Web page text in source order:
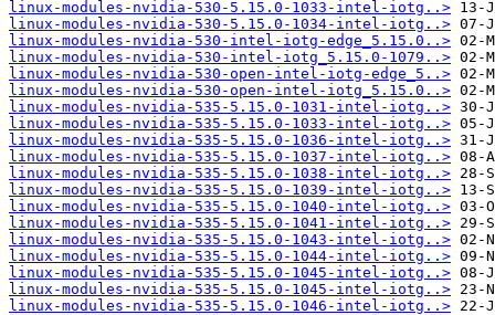
linux-modules-nvidia-530-5.15.0-1033-intel-iotg..>
linux-modules-nvidia-530-5.15.0-1034-intel-iotg..>
linux-modules-nvidia-530-intel-iotg-edge_5.15.0..>
linux-modules-nvidia-530-intel-iotg_5.15.0-1079..>
linux-modules-nvidia-530-open-intel-iotg-edge_5..>
linux-modules-nvidia-530-open-intel-iotg_5.15.0..>
linux-modules-nvidia-535-5.15.0-1031-intel-iotg..>
linux-modules-nvidia-535-5.15.0-1033-intel-iotg..>
linux-modules-nvidia-535-5.15.0-1036-intel-iotg..>
linux-modules-nvidia-535-5.15.0-1037-intel-iotg..>
linux-modules-nvidia-535-5.15.0-1038-intel-iotg..>
linux-modules-nvidia-535-5.15.0-1039-intel-iotg..>
linux-modules-nvidia-535-5.15.0-1040-intel-iotg..>
linux-modules-nvidia-535-5.15.0-1041-intel-iotg..>
linux-modules-nvidia-535-5.15.0-1043-intel-iotg..>
linux-modules-nvidia-535-5.15.0-1044-intel-iotg..>
linux-modules-nvidia-535-5.15.0-1045-intel-iotg..>
linux-modules-nvidia-535-5.15.0-1045-intel-iotg..>
linux-modules-nvidia-535-5.15.0-1046-intel-iotg..>